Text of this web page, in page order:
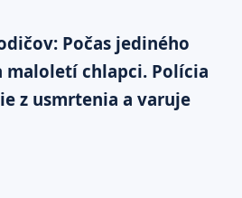
Počas jediného
maloletí chlapci. Polícia
z usmrtenia a varuje